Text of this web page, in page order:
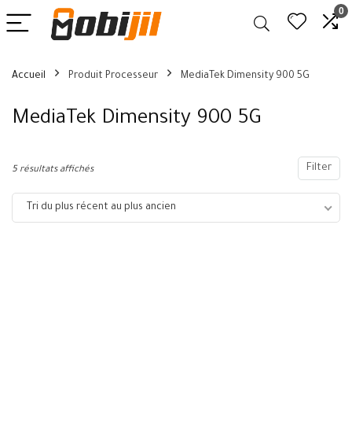
0
Accueil Produit Processeur MediaTek Dimensity 900 5G
MediaTek Dimensity 900 5G
Filter
5 résultats affichés
Tri du plus récent au plus ancien